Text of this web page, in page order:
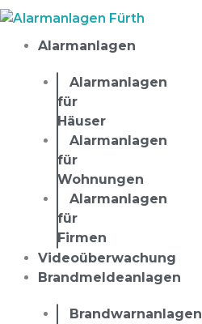
Zum
Inhalt
springenAlarmanlagen
Alarmanlagen
für
Häuser
Alarmanlagen
für
Wohnungen
Alarmanlagen
für
Firmen
Videoüberwachung
Brandmeldeanlagen
Brandwarnanlagen